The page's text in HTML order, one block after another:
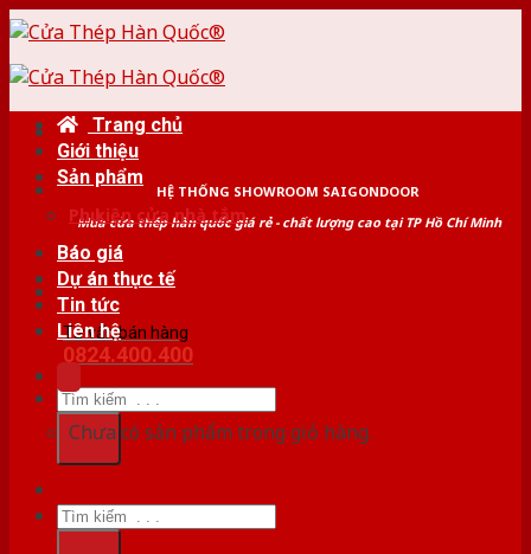
Skip
content
HỆ THỐNG SHOWROOM SAIGONDOOR
Mua cửa thép hàn quốc giá rẻ - chất lượng cao tại TP Hồ Chí Minh
Tư vấn bán hàng
0824.400.400
Tìm
kiếm:
Trang chủ
Giới thiệu
Sản phẩm
Phụ kiện cửa nhà tắm
Báo giá
Dự án thực tế
Tin tức
Liên hệ
Chưa có sản phẩm trong giỏ hàng.
Tìm
kiếm: